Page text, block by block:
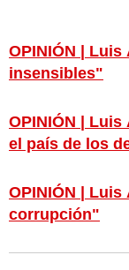
OPINIÓN |
insensibles"
OPINIÓN |
el país de los
OPINIÓN |
corrupción"